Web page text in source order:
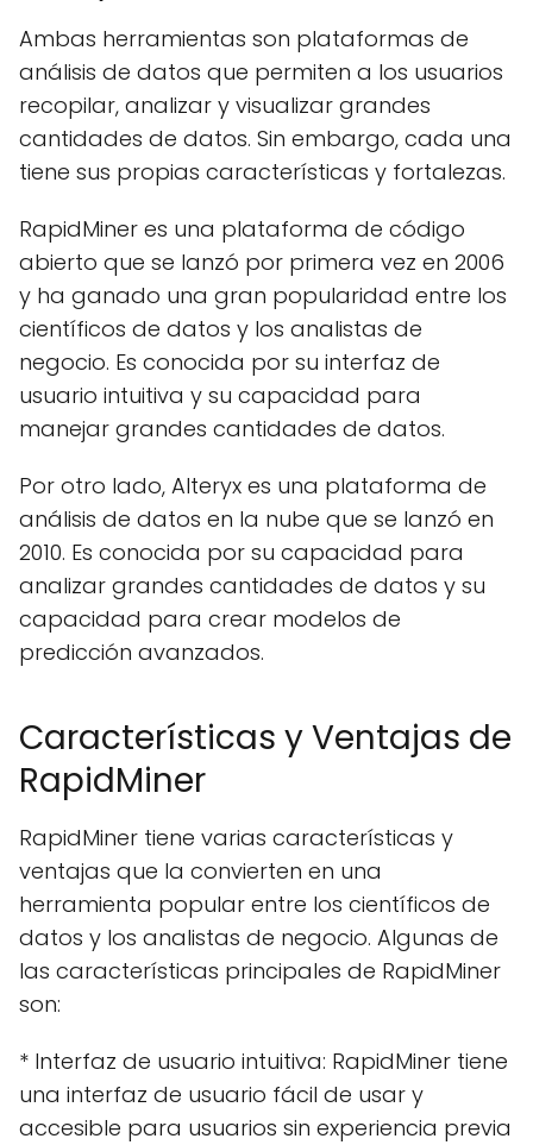
Ambas herramientas son plataformas de
análisis de datos que permiten a los usuarios
recopilar, analizar y visualizar grandes
cantidades de datos. Sin embargo, cada una
tiene sus propias características y fortalezas.
RapidMiner es una plataforma de código
abierto que se lanzó por primera vez en 2006
y ha ganado una gran popularidad entre los
científicos de datos y los analistas de
negocio. Es conocida por su interfaz de
usuario intuitiva y su capacidad para
manejar grandes cantidades de datos.
Por otro lado, Alteryx es una plataforma de
análisis de datos en la nube que se lanzó en
2010. Es conocida por su capacidad para
analizar grandes cantidades de datos y su
capacidad para crear modelos de
predicción avanzados.
Características y Ventajas de
RapidMiner
RapidMiner tiene varias características y
ventajas que la convierten en una
herramienta popular entre los científicos de
datos y los analistas de negocio. Algunas de
las características principales de RapidMiner
son:
* Interfaz de usuario intuitiva: RapidMiner tiene
una interfaz de usuario fácil de usar y
accesible para usuarios sin experiencia previa